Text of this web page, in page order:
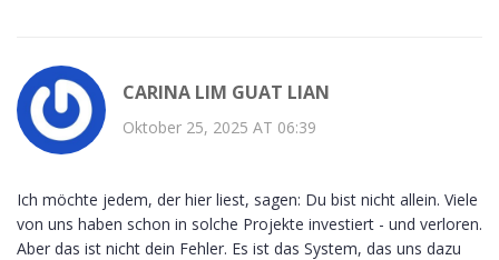
CARINA LIM GUAT LIAN
Oktober 25, 2025 AT 06:39
Ich möchte jedem, der hier liest, sagen: Du bist nicht allein. Viele
von uns haben schon in solche Projekte investiert - und verloren.
Aber das ist nicht dein Fehler. Es ist das System, das uns dazu